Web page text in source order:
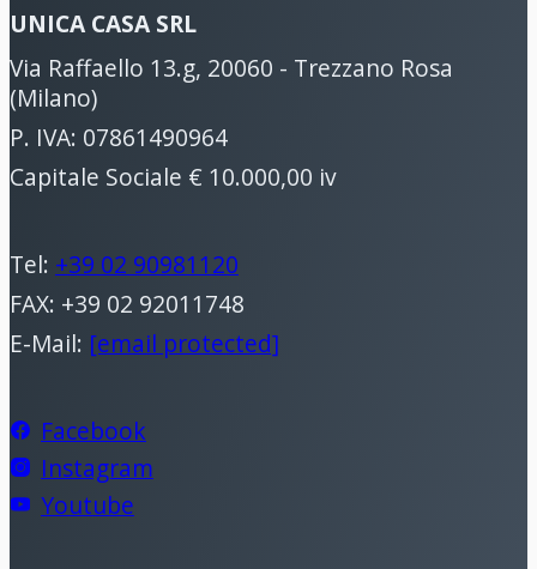
UNICA CASA SRL
Via Raffaello 13.g, 20060 - Trezzano Rosa
(Milano)
P. IVA: 07861490964
Capitale Sociale € 10.000,00 iv
Tel: +39 02 90981120
FAX: +39 02 92011748
E-Mail: [email protected]
Facebook
Instagram
Youtube